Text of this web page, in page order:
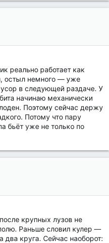
реально работает как
остыл немного — уже
в следующей раздаче. У
начинаю механически
Поэтому сейчас держу
Потому что пару
бьёт уже не только по
крупных лузов не
Раньше словил кулер —
два круга. Сейчас наоборот: